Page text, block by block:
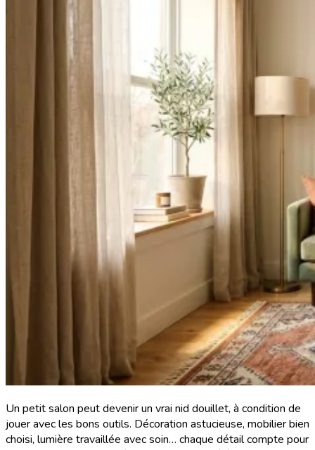
Un petit salon peut devenir un vrai nid douillet, à condition de
jouer avec les bons outils. Décoration astucieuse, mobilier bien
choisi, lumière travaillée avec soin… chaque détail compte pour